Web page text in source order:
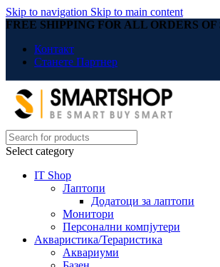
Skip to navigation Skip to main content
FREE SHIPPING FOR ALL ORDERS OF
Контакт
Станете Партнер
Select category
IT Shop
Лаптопи
Додатоци за лаптопи
Монитори
Персонални компјутери
Акваристика/Тераристика
Аквариуми